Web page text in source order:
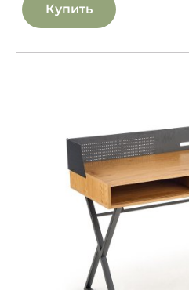
Купить